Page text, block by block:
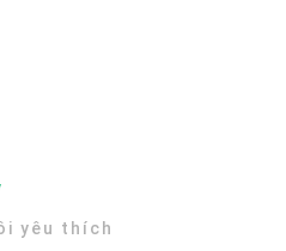
yêu thích